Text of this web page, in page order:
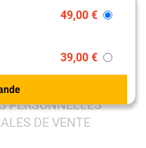
49,00 €
39,00 €
PERSONNELLES
DE VENTE